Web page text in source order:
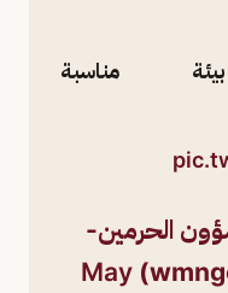
مناسبة
الحرمين-
May